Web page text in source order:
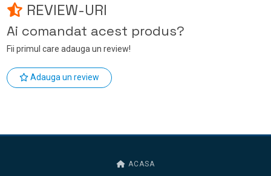
REVIEW-URI
Ai comandat acest produs?
Fii primul care adauga un review!
Adauga un review
ACASA